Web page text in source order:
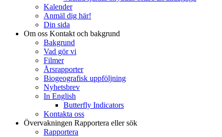
Kalender
Anmäl dig här!
Din sida
Om oss Kontakt och bakgrund
Bakgrund
Vad gör vi
Filmer
Årsrapporter
Biogeografisk uppföljning
Nyhetsbrev
In English
Butterfly Indicators
Kontakta oss
Övervakningen Rapportera eller sök
Rapportera